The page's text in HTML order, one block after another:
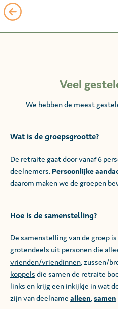
Veel
We hebben de meest
Wat is de groepsgrootte?
De retraite gaat door vanaf 6
deelnemers. Persoonlijke
daarom maken we de groepen
Hoe is de samenstelling?
De samenstelling van de groep
grotendeels uit personen die
vrienden/vriendinnen, zussen/
koppels die samen de retraite
links en krijg een inkijkje in wat
zijn van deelname alleen,samen